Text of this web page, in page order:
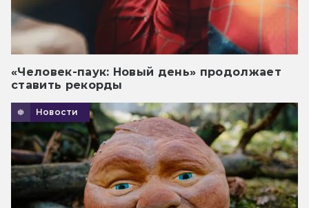
«Человек-паук: Новый день» продолжает
ставить рекорды
Новости